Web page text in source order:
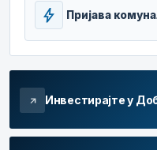
bolt Пријава
arrow_outward Инвестирајте у